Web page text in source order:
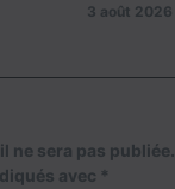
3 août 2026
ne sera pas publiée.
avec *